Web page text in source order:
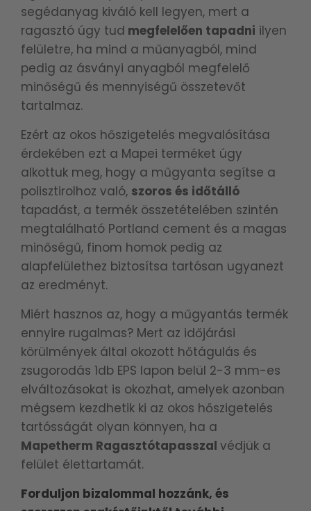
segédanyag kiváló kell legyen, mert a
ragasztó úgy tud megfelelően tapadni ilyen
felületre, ha mind a műanyagból, mind
pedig az ásványi anyagból megfelelő
minőségű és mennyiségű összetevőt
tartalmaz.
Ezért az okos hőszigetelés megvalósítása
érdekében ezt a Mapei terméket úgy
alkottuk meg, hogy a műgyanta segítse a
polisztirolhoz való, szoros és időtálló
tapadást, a termék összetételében szintén
megtalálható Portland cement és a magas
minőségű, finom homok pedig az
alapfelülethez biztosítsa tartósan ugyanezt
az eredményt.
Miért hasznos az, hogy a műgyantás termék
ennyire rugalmas? Mert az időjárási
körülmények által okozott hőtágulás és
zsugorodás 1db EPS lapon belül 2-3 mm-es
elváltozásokat is okozhat, amelyek azonban
mégsem kezdhetik ki az okos hőszigetelés
tartósságát olyan könnyen, ha a
Mapetherm Ragasztótapasszal védjük a
felület élettartamát.
Forduljon bizalommal hozzánk, és